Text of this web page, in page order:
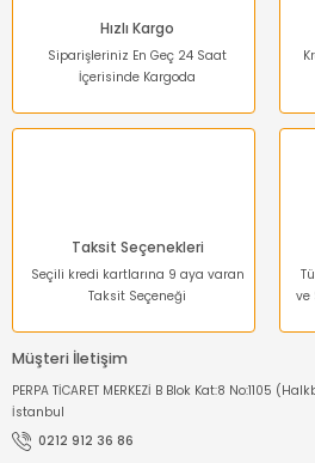
Hızlı Kargo
Siparişleriniz En Geç 24 Saat
İçerisinde Kargoda
Taksit Seçenekleri
Seçili kredi kartlarına 9 aya varan
Taksit Seçeneği
ve
Müşteri İletişim
PERPA TİCARET MERKEZİ B Blok Kat:8 No:1105
İstanbul
0212 912 36 86